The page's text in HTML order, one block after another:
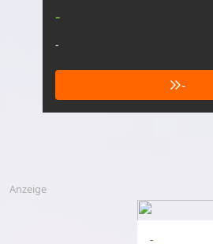
-
-
-
Anzeige
-